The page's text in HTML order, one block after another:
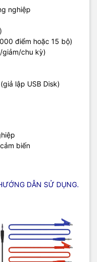
nghiệp
điểm hoặc 15 bộ)
giảm/chu kỳ)
lập USB Disk)
biến
DẪN SỬ DỤNG.
các sản phẩm của